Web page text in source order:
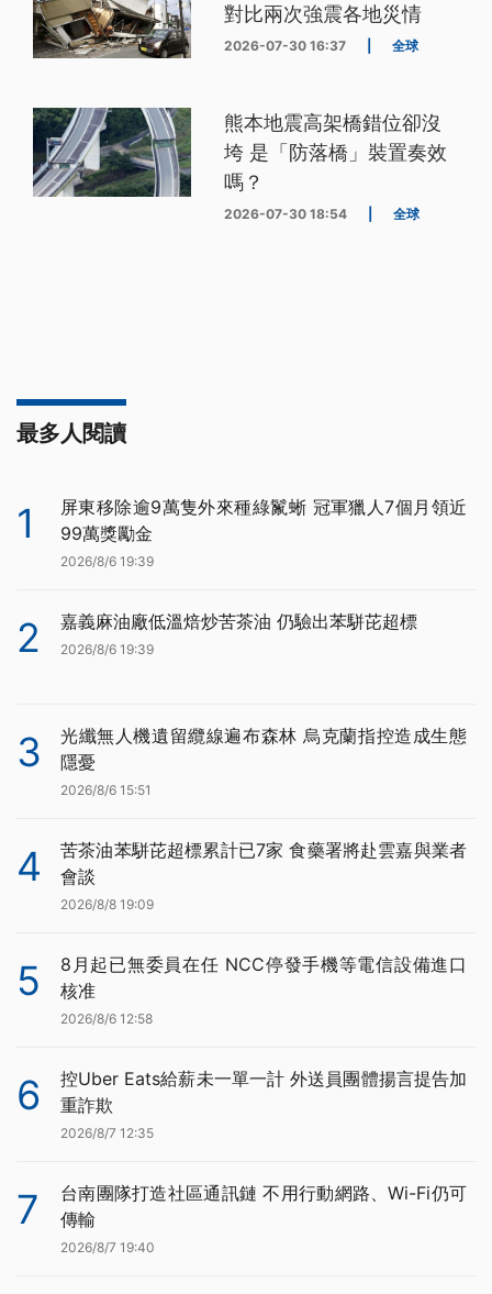
對比兩次強震各地災情
2026-07-30 16:37 全球
熊本地震高架橋錯位卻沒
垮 是「防落橋」裝置奏效
嗎？
2026-07-30 18:54 全球
最多人閱讀
1
屏東移除逾9萬隻外來種綠鬣蜥 冠軍獵人7個月領近
99萬獎勵金
2026/8/6 19:39
2 嘉義麻油廠低溫焙炒苦茶油 仍驗出苯駢芘超標
2026/8/6 19:39
3
光纖無人機遺留纜線遍布森林 烏克蘭指控造成生態
隱憂
2026/8/6 15:51
4
苦茶油苯駢芘超標累計已7家 食藥署將赴雲嘉與業者
會談
2026/8/8 19:09
5
8月起已無委員在任 NCC停發手機等電信設備進口
核准
2026/8/6 12:58
6
控Uber Eats給薪未一單一計 外送員團體揚言提告加
重詐欺
2026/8/7 12:35
7
台南團隊打造社區通訊鏈 不用行動網路、Wi-Fi仍可
傳輸
2026/8/7 19:40